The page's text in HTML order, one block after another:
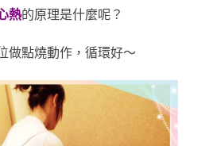
熱的原理是什麼呢？
做點燒動作，循環好～